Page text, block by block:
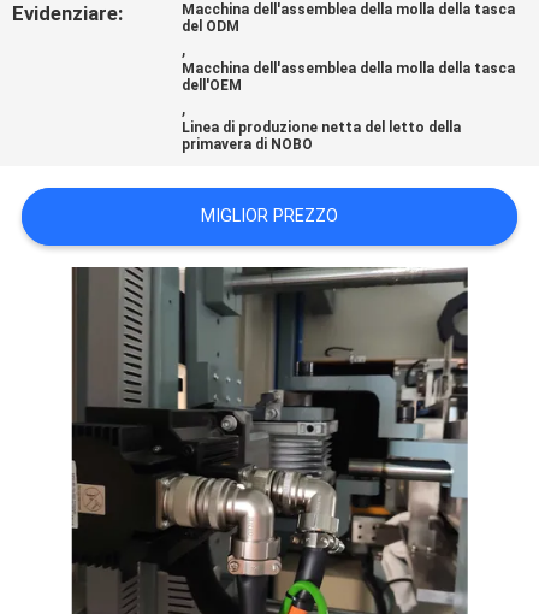
NORME
SULLA
PRIVACY
Evidenziare:
Macchina dell'assemblea della molla della tasca
del ODM
,
Macchina dell'assemblea della molla della tasca
dell'OEM
,
Linea di produzione netta del letto della
primavera di NOBO
MIGLIOR PREZZO